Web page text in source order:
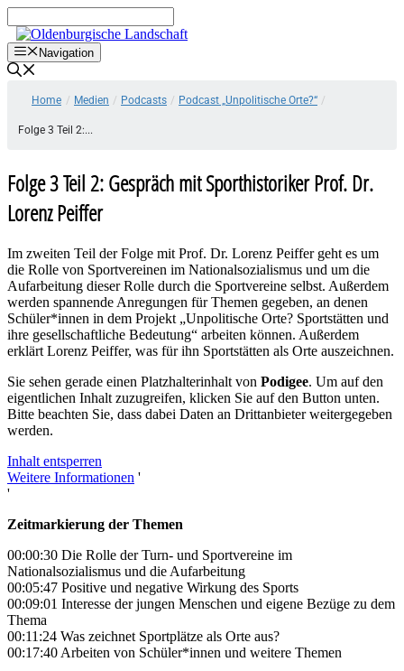
Inhalt
springenNavigation
Home / Medien / Podcasts / Podcast „Unpolitische Orte?“ /
Folge 3 Teil 2:...
Folge 3 Teil 2: Gespräch mit Sporthistoriker Prof. Dr.
Lorenz Peiffer
Im zweiten Teil der Folge mit Prof. Dr. Lorenz Peiffer geht es um
die Rolle von Sportvereinen im Nationalsozialismus und um die
Aufarbeitung dieser Rolle durch die Sportvereine selbst. Außerdem
werden spannende Anregungen für Themen gegeben, an denen
Schüler*innen in dem Projekt „Unpolitische Orte? Sportstätten und
ihre gesellschaftliche Bedeutung“ arbeiten können. Außerdem
erklärt Lorenz Peiffer, was für ihn Sportstätten als Orte auszeichnen.
Sie sehen gerade einen Platzhalterinhalt von Podigee. Um auf den
eigentlichen Inhalt zuzugreifen, klicken Sie auf den Button unten.
Bitte beachten Sie, dass dabei Daten an Drittanbieter weitergegeben
werden.
Inhalt entsperren
Weitere Informationen '
'
Zeitmarkierung der Themen
00:00:30 Die Rolle der Turn- und Sportvereine im
Nationalsozialismus und die Aufarbeitung
00:05:47 Positive und negative Wirkung des Sports
00:09:01 Interesse der jungen Menschen und eigene Bezüge zu dem
Thema
00:11:24 Was zeichnet Sportplätze als Orte aus?
00:17:40 Arbeiten von Schüler*innen und weitere Themen